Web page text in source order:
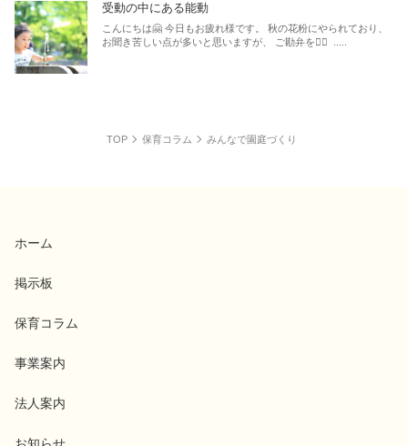
受動の中にある能動
こんにちは🤗 今日もお疲れ様です。 秋の花粉にやられており、
お聞き苦しい点が多いと思いますが、 ご勘弁を🙇‍♂️ .....
TOP 保育コラム みんなで園庭づくり
ホーム
掲示板
保育コラム
事業案内
法人案内